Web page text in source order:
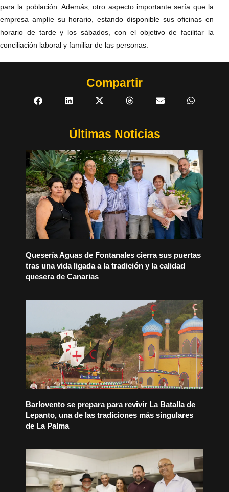
para la población. Además, otro aspecto importante sería que la
empresa amplíe su horario, estando disponible sus oficinas en
horario de tarde y los sábados, con el objetivo de facilitar la
conciliación laboral y familiar de las personas.
Compartir
Últimas Noticias
Quesería Aguas de Fontanales cierra sus puertas
tras una vida ligada a la tradición y la calidad
quesera de Canarias
Barlovento se prepara para revivir La Batalla de
Lepanto, una de las tradiciones más singulares
de La Palma